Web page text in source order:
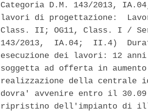
Categoria D.M. 143/2013,
lavori di progettazione:
Class. II; OG11, Class. I /
143/2013,  IA.04;  II.4)
esecuzione dei lavori: 12
soggetta ad offerta in
realizzazione della centrale
dovra' avvenire entro il
ripristino dell'impianto di